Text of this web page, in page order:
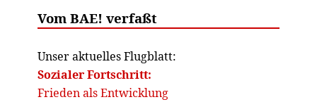
Vom BAE! verfaßt
Unser aktuelles Flugblatt:
Sozialer Fortschritt:
Frieden als Entwicklung